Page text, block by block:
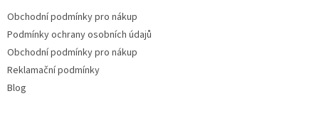
Obchodní podmínky pro nákup
Podmínky ochrany osobních údajů
Obchodní podmínky pro nákup
Reklamační podmínky
Blog